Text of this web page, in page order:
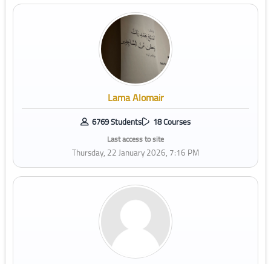
Lama Alomair
6769 Students 18 Courses
Last access to site
Thursday, 22 January 2026, 7:16 PM